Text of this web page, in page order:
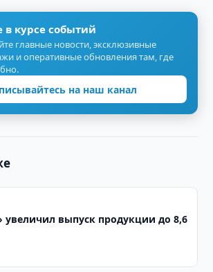
в курсе событий
главные новости, эксклюзивные
и оперативные обновления там, где
на наш канал
увеличил выпуск продукции до 8,6